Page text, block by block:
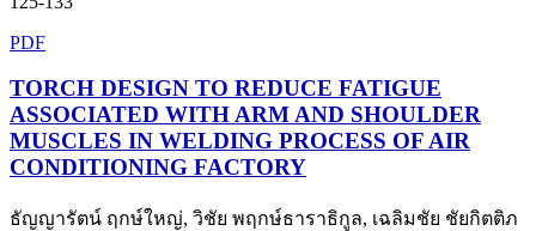
PDF
TORCH DESIGN TO REDUCE FATIGUE
ASSOCIATED WITH ARM AND SHOULDER
MUSCLES IN WELDING PROCESS OF AIR
CONDITIONING FACTORY
ธัญญารัตน์ ฤกษ์ใหญ่, วิชัย พฤกษ์ธาราธิกูล, เฉลิมชัย ชัยกิตติภ